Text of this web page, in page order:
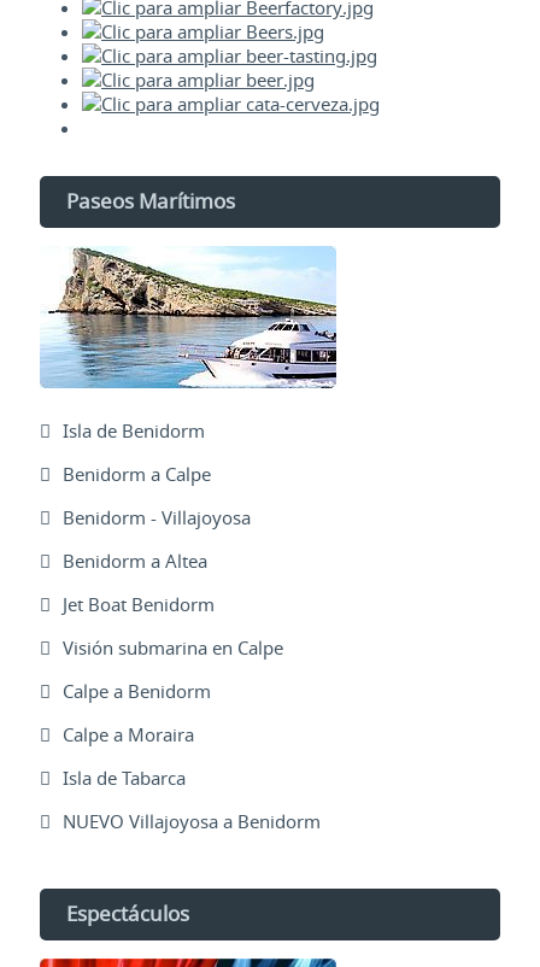
Paseos Marítimos
Isla de Benidorm
Benidorm a Calpe
Benidorm - Villajoyosa
Benidorm a Altea
Jet Boat Benidorm
Visión submarina en Calpe
Calpe a Benidorm
Calpe a Moraira
Isla de Tabarca
NUEVO Villajoyosa a Benidorm
Espectáculos